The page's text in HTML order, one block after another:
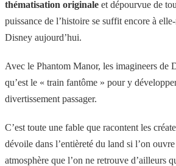
thématisation originale et dépourvue de
puissance de l’histoire se suffit encore à
Disney aujourd’hui.
Avec le Phantom Manor, les imagineers de
qu’est le « train fantôme » pour y
divertissement passager.
C’est toute une fable que racontent les
dévoile dans l’entièreté du land si l’on
atmosphère que l’on ne retrouve d’ailleurs